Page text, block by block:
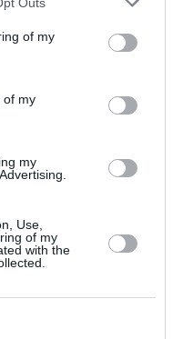
of my
of my
my
Use,
of my
with the
ΠΕΖΟΓΡΑΦΙΑ
τελευταία νέα για